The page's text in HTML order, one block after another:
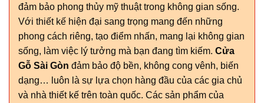
đảm bảo phong thủy mỹ thuật trong không gian sống.
Với thiết kế hiện đại sang trọng mang đến những
phong cách riêng, tạo điểm nhấn, mang lại không gian
sống, làm việc lý tưởng mà bạn đang tìm kiếm. Cửa
Gỗ Sài Gòn đảm bảo độ bền, không cong vênh, biến
dạng… luôn là sự lựa chọn hàng đầu của các gia chủ
và nhà thiết kế trên toàn quốc. Các sản phẩm của